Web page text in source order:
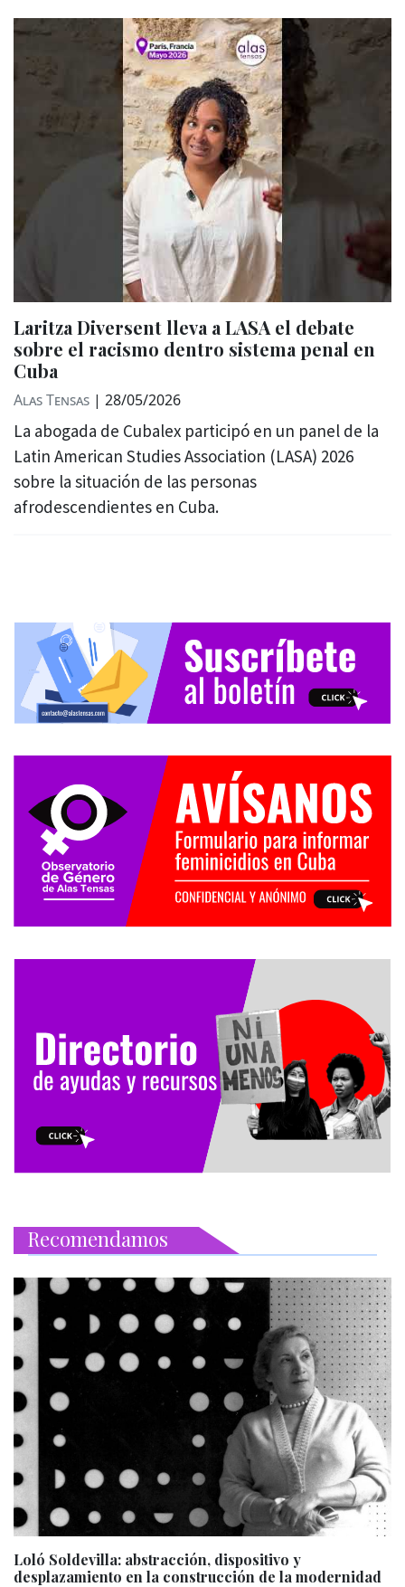
Laritza Diversent lleva a LASA el debate
sobre el racismo dentro sistema penal en
Cuba
Alas Tensas | 28/05/2026
La abogada de Cubalex participó en un panel de la
Latin American Studies Association (LASA) 2026
sobre la situación de las personas
afrodescendientes en Cuba.
Recomendamos
Loló Soldevilla: abstracción, dispositivo y
desplazamiento en la construcción de la modernidad